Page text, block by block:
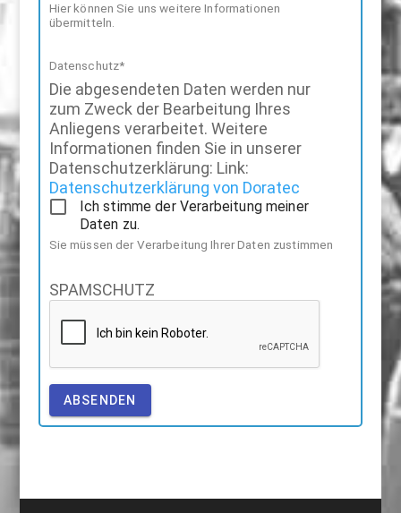
Hier können Sie uns weitere Informationen
übermitteln.
Datenschutz*
Die abgesendeten Daten werden nur
zum Zweck der Bearbeitung Ihres
Anliegens verarbeitet. Weitere
Informationen finden Sie in unserer
Datenschutzerklärung: Link:
Datenschutzerklärung von Doratec
Ich stimme der Verarbeitung meiner
Daten zu.
Sie müssen der Verarbeitung Ihrer Daten zustimmen
SPAMSCHUTZ
ABSENDEN